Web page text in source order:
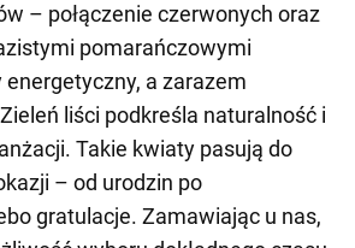
– połączenie czerwonych oraz
pomarańczowymi
a zarazem
liści podkreśla naturalność i
Takie kwiaty pasują do
– od urodzin po
gratulacje. Zamawiając u nas,